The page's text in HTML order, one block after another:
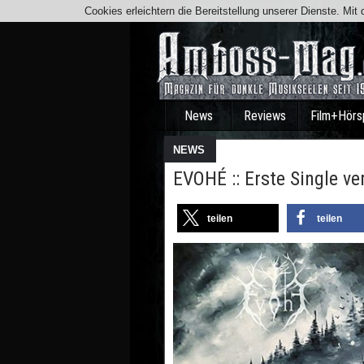
News Reviews
NEWS
EVOHÉ :: Erste Single
teilen teilen
Cookies erleichtern die Bereitstellung unserer Dienste.